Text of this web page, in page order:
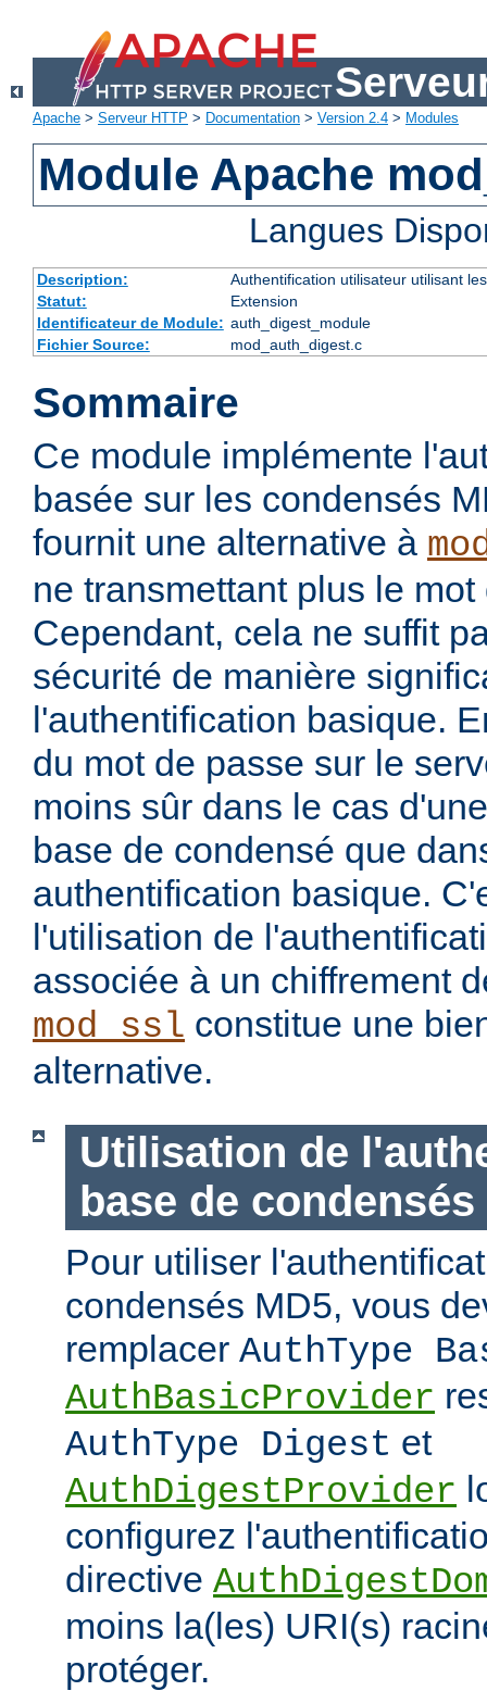
Apache > Serveur HTTP > Documentation > Version 2.4 > Modules
Module Apache
Langues
Description:
Authentification utilisateur utilisant
Statut:
Extension
Identificateur de Module: auth_digest_module
Fichier Source:
mod_auth_digest.c
Sommaire
Ce module implémente
basée sur les condensés
fournit une alternative à
ne transmettant plus le
Cependant, cela ne suffit
sécurité de manière
l'authentification basique.
du mot de passe sur le
moins sûr dans le cas
base de condensé que
authentification basique.
l'utilisation de
associée à un chiffrement
mod_ssl constitue une
alternative.
Utilisation de
base de condensés
Pour utiliser
condensés MD5, vous
remplacer AuthType
AuthBasicProvider
AuthType Digest et
AuthDigestProvider
configurez
directive
moins la(les) URI(s)
protéger.